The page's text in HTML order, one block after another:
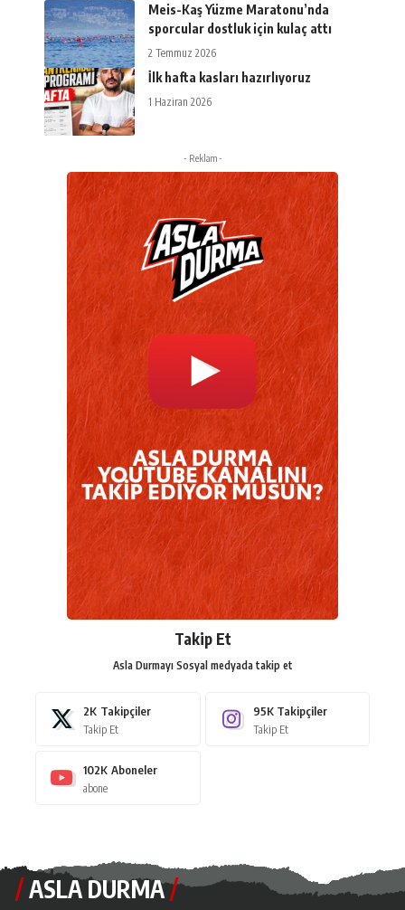
Meis-Kaş Yüzme Maratonu’nda
sporcular dostluk için kulaç attı
2 Temmuz 2026
İlk hafta kasları hazırlıyoruz
1 Haziran 2026
- Reklam -
Takip Et
Asla Durmayı Sosyal medyada takip et
2K Takipçiler
Takip Et
95K Takipçiler
Takip Et
102K Aboneler
abone
ASLA DURMA